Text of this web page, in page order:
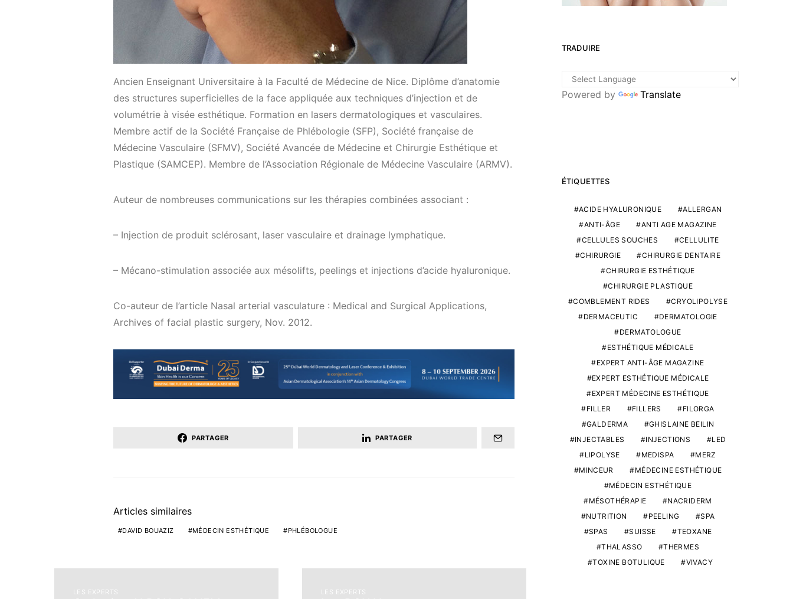
Ancien Enseignant Universitaire à la Faculté de Médecine de Nice. Diplôme d’anatomie
des structures superficielles de la face appliquée aux techniques d’injection et de
volumétrie à visée esthétique. Formation en lasers dermatologiques et vasculaires.
Membre actif de la Société Française de Phlébologie (SFP), Société française de
Médecine Vasculaire (SFMV), Société Avancée de Médecine et Chirurgie Esthétique et
Plastique (SAMCEP). Membre de l’Association Régionale de Médecine Vasculaire (ARMV).
Auteur de nombreuses communications sur les thérapies combinées associant :
– Injection de produit sclérosant, laser vasculaire et drainage lymphatique.
– Mécano-stimulation associée aux mésolifts, peelings et injections d’acide hyaluronique.
Co-auteur de l’article Nasal arterial vasculature : Medical and Surgical Applications,
Archives of facial plastic surgery, Nov. 2012.
PARTAGER PARTAGER
Articles similaires
DAVID BOUAZIZ MÉDECIN ESTHÉTIQUE PHLÉBOLOGUE
LES EXPERTS LES EXPERTS
TRADUIRE
Powered by Translate
ÉTIQUETTES
ACIDE HYALURONIQUE
ALLERGAN
ANTI-ÂGE
ANTI AGE MAGAZINE
CELLULES SOUCHES
CELLULITE
CHIRURGIE
CHIRURGIE DENTAIRE
CHIRURGIE ESTHÉTIQUE
CHIRURGIE PLASTIQUE
COMBLEMENT RIDES
CRYOLIPOLYSE
DERMACEUTIC
DERMATOLOGIE
DERMATOLOGUE
ESTHÉTIQUE MÉDICALE
EXPERT ANTI-ÂGE MAGAZINE
EXPERT ESTHÉTIQUE MÉDICALE
EXPERT MÉDECINE ESTHÉTIQUE
FILLER
FILLERS
FILORGA
GALDERMA
GHISLAINE BEILIN
INJECTABLES
INJECTIONS
LED
LIPOLYSE
MEDISPA
MERZ
MINCEUR
MÉDECINE ESTHÉTIQUE
MÉDECIN ESTHÉTIQUE
MÉSOTHÉRAPIE
NACRIDERM
NUTRITION
PEELING
SPA
SPAS
SUISSE
TEOXANE
THALASSO
THERMES
TOXINE BOTULIQUE
VIVACY